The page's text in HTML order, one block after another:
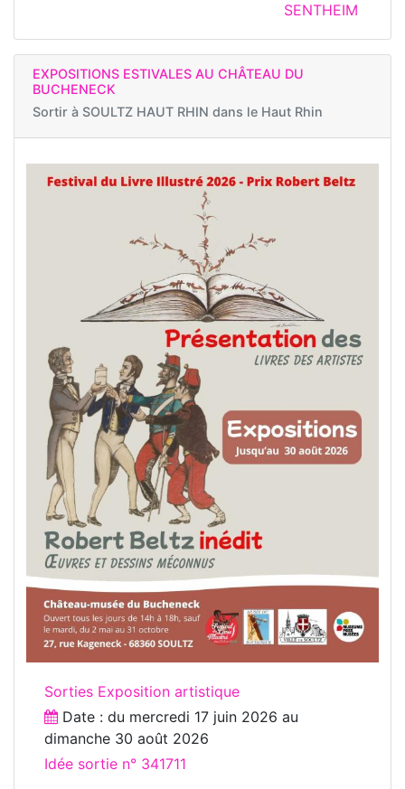
SENTHEIM
EXPOSITIONS ESTIVALES AU CHÂTEAU DU
BUCHENECK
Sortir à SOULTZ HAUT RHIN dans le Haut Rhin
Sorties Exposition artistique
Date : du mercredi 17 juin 2026 au
dimanche 30 août 2026
Idée sortie n° 341711